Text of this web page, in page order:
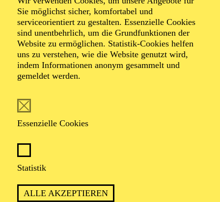
Sie möglichst sicher, komfortabel und
serviceorientiert zu gestalten. Essenzielle Cookies
sind unentbehrlich, um die Grundfunktionen der
Website zu ermöglichen. Statistik-Cookies helfen
uns zu verstehen, wie die Website genutzt wird,
indem Informationen anonym gesammelt und
gemeldet werden.
Essenzielle Cookies
Statistik
ALLE AKZEPTIEREN
PHILHARMONIE ENTDECKEN ·
KINDERKONZERT
ABENTEUER MUSIK
EINE WELTMUSIK-REISE
Für Kinder von 3 bis 6 Jahren
12,00€
AALTO BALLETT ESSEN
Mittwoch
03.03.2027
15:30 - 17:30